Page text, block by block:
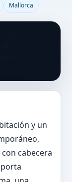
Mallorca
y un
cabecera